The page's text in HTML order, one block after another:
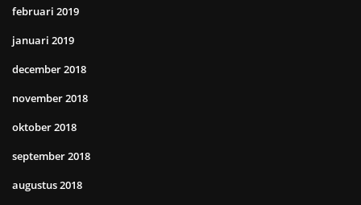
februari 2019
januari 2019
december 2018
november 2018
oktober 2018
september 2018
augustus 2018